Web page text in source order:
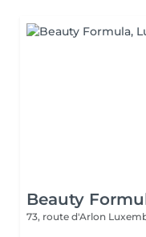
Beauty
73, route d'Arlon